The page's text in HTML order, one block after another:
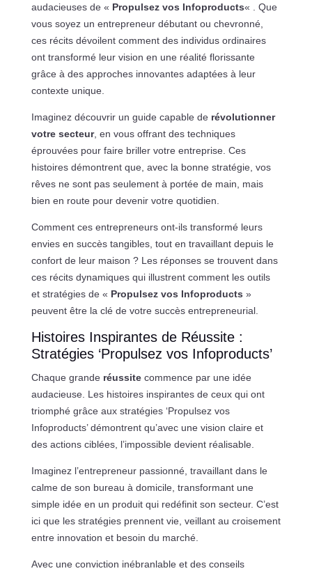
audacieuses de « Propulsez vos Infoproducts« . Que
vous soyez un entrepreneur débutant ou chevronné,
ces récits dévoilent comment des individus ordinaires
ont transformé leur vision en une réalité florissante
grâce à des approches innovantes adaptées à leur
contexte unique.
Imaginez découvrir un guide capable de révolutionner
votre secteur, en vous offrant des techniques
éprouvées pour faire briller votre entreprise. Ces
histoires démontrent que, avec la bonne stratégie, vos
rêves ne sont pas seulement à portée de main, mais
bien en route pour devenir votre quotidien.
Comment ces entrepreneurs ont-ils transformé leurs
envies en succès tangibles, tout en travaillant depuis le
confort de leur maison ? Les réponses se trouvent dans
ces récits dynamiques qui illustrent comment les outils
et stratégies de « Propulsez vos Infoproducts »
peuvent être la clé de votre succès entrepreneurial.
Histoires Inspirantes de Réussite :
Stratégies ‘Propulsez vos Infoproducts’
Chaque grande réussitecommence par une idée
audacieuse. Les histoires inspirantes de ceux qui ont
triomphé grâce aux stratégies ‘Propulsez vos
Infoproducts’ démontrent qu’avec une vision claire et
des actions ciblées, l’impossible devient réalisable.
Imaginez l’entrepreneur passionné, travaillant dans le
calme de son bureau à domicile, transformant une
simple idée en un produit qui redéfinit son secteur. C’est
ici que les stratégies prennent vie, veillant au croisement
entre innovation et besoin du marché.
Avec une conviction inébranlable et des conseils